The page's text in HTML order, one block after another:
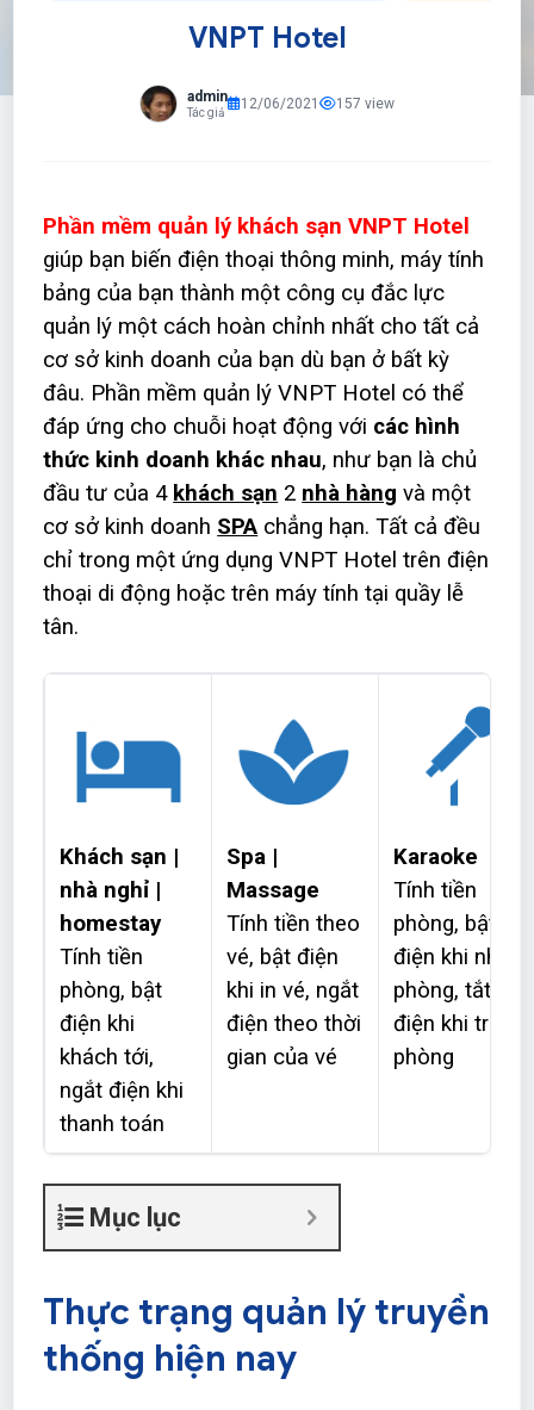
VNPT Hotel
admin
Tác giả 12/06/2021 157 view
Phần mềm quản lý khách sạn VNPT Hotel
giúp bạn biến điện thoại thông minh, máy tính
bảng của bạn thành một công cụ đắc lực
quản lý một cách hoàn chỉnh nhất cho tất cả
cơ sở kinh doanh của bạn dù bạn ở bất kỳ
đâu. Phần mềm quản lý VNPT Hotel có thể
đáp ứng cho chuỗi hoạt động với các hình
thức kinh doanh khác nhau, như bạn là chủ
đầu tư của 4 khách sạn 2 nhà hàng và một
cơ sở kinh doanh SPA chẳng hạn. Tất cả đều
chỉ trong một ứng dụng VNPT Hotel trên điện
thoại di động hoặc trên máy tính tại quầy lễ
tân.
Khách sạn |
nhà nghỉ |
homestay
Tính tiền
phòng, bật
điện khi
khách tới,
ngắt điện khi
thanh toán
Spa |
Massage
Tính tiền theo
vé, bật điện
khi in vé, ngắt
điện theo thời
gian của vé
Karaoke
Tính tiền
phòng, bật
điện khi nhận
phòng, tắt
điện khi trả
phòng
Mục lục
Thực trạng quản lý truyền
thống hiện nay